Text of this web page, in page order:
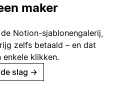
maker
Notion-sjablonengalerij,
zelfs betaald – en dat
enkele klikken.
slag →